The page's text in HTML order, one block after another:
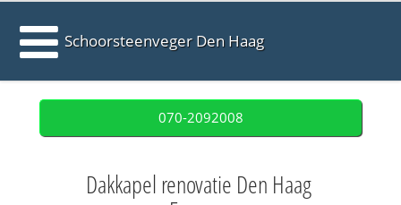
Schoorsteenveger Den Haag
070-2092008
Dakkapel renovatie Den Haag